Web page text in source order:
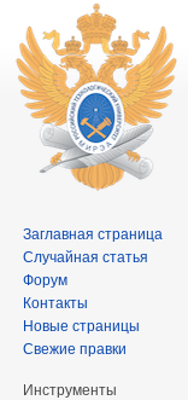
Заглавная страница
Случайная статья
Форум
Контакты
Новые страницы
Свежие правки
Инструменты